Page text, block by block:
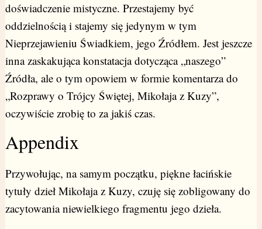
doświadczenie mistyczne. Przestajemy być
oddzielnością i stajemy się jedynym w tym
Nieprzejawieniu Świadkiem, jego Źródłem. Jest jeszcze
inna zaskakująca konstatacja dotycząca „naszego”
Źródła, ale o tym opowiem w formie komentarza do
„Rozprawy o Trójcy Świętej, Mikołaja z Kuzy”,
oczywiście zrobię to za jakiś czas.
Appendix
Przywołując, na samym początku, piękne łacińskie
tytuły dzieł Mikołaja z Kuzy, czuję się zobligowany do
zacytowania niewielkiego fragmentu jego dzieła.